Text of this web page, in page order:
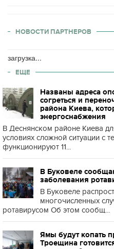
НОВОСТИ ПАРТНЕРОВ
загрузка...
ЕЩЕ
Названы адреса
согреться и
района Киева,
энергоснабжения
В Деснянском районе Киева
условиях сложной ситуации с
функционируют 11...
В Буковеле
заболевания
В Буковеле
многочисленных
ротавирусом Об этом сообщ...
Ямы будут копать
Троещина